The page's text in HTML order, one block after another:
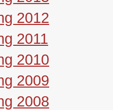
2012
2011
2010
2009
2008